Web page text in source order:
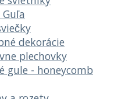
Guľa
dekorácie
plechovky
gule - honeycomb